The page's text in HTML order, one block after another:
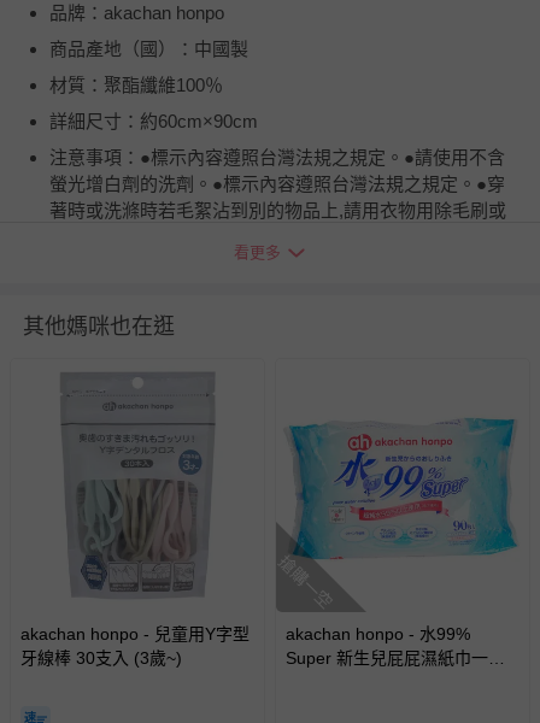
品牌：akachan honpo
商品產地（國）：中國製
材質：聚酯纖維100％
詳細尺寸：約60cm×90cm
注意事項：●標示內容遵照台灣法規之規定。●請使用不含
螢光增白劑的洗劑。●標示內容遵照台灣法規之規定。●穿
著時或洗滌時若毛絮沾到別的物品上,請用衣物用除毛刷或
刀等小心的將毛球去除。●重複使用時,中間的填充物有可能
內部。
您所購買的商品享有7天的鑑賞期／猶豫期權益，但此期間
並非試用期，您所退回的商品必須是未經使用的全新狀態，
包含完整包裝、配件、說明文件及贈品等。
如需退換貨，請於收到商品7天（含例假日內提出），如為
瑕疵退換貨所產生的運費，將由媽咪愛負責處理，若非瑕疵
退貨，您可至『查詢訂單』>『已出貨』中查詢該筆訂單，
並點選『我要退貨』即可進行申請。若有相關退貨問題，請
LINE@客服ID: @mamilove我們將依序為您處理
與服務，謝謝。
看更多
其他媽咪也在逛
akachan honpo - 兒童用Y字型
牙線棒 30支入 (3歲~)
搶購一空
akachan honpo - 水99%
Super 新生兒屁屁濕紙巾一般